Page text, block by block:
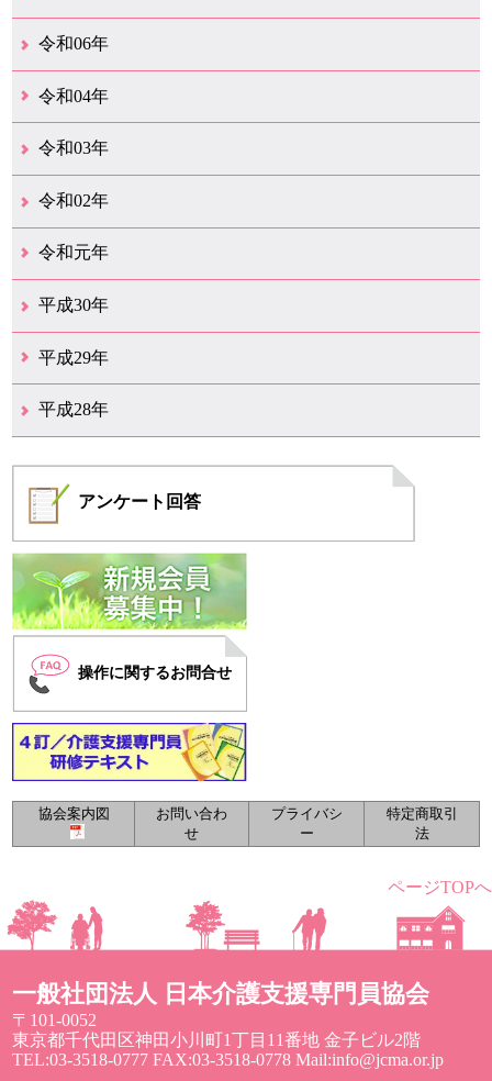
4月（1）
3月（1）
令和06年
5月（1）
4月（2）
3月（2）
2月（2）
1月（16）
令和04年
10月（1）
8月（1）
令和03年
10月（1）
9月（1）
7月（5）
2月（2）
1月（1）
令和02年
12月（1）
7月（1）
3月（3）
令和元年
11月（2）
10月（5）
9月（2）
平成30年
12月（2）
8月（2）
7月（12）
6月（3）
平成29年
9月（1）
7月（5）
平成28年
アンケート 回答
操作に関するお問合せ
ページTOPへ
一般社団法人 日本介護支援専門員協会
〒101-0052
東京都千代田区神田小川町1丁目11番地 金子ビル2階
TEL:03-3518-0777 FAX:03-3518-0778 Mail:info@jcma.or.jp
協会案内図
お問い合わ
せ
プライバシ
ー
特定商取引
法